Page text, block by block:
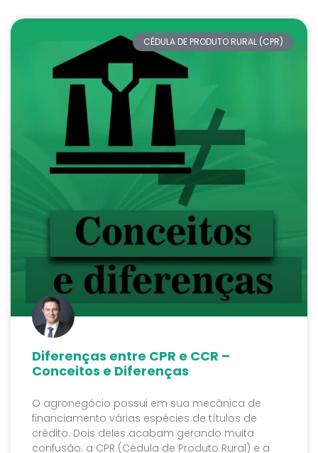
CÉDULA DE PRODUTO RURAL (CPR)
Diferenças entre CPR e CCR –
Conceitos e Diferenças
O agronegócio possui em sua mecânica de
financiamento várias espécies de títulos de
crédito. Dois deles acabam gerando muita
confusão: a CPR (Cédula de Produto Rural) e a